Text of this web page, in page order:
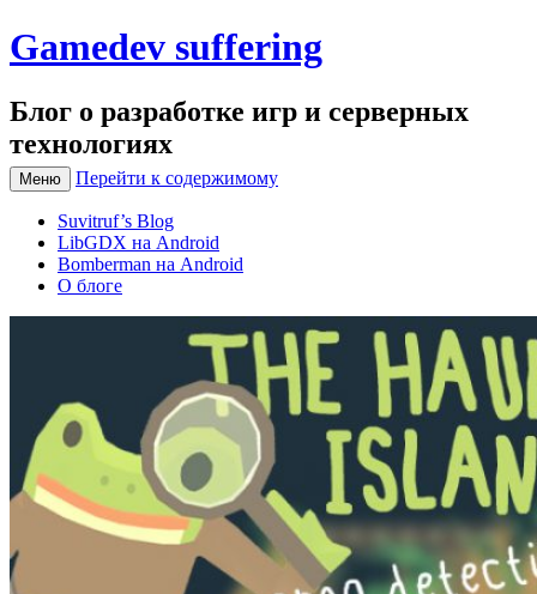
Gamedev suffering
Блог о разработке игр и серверных
технологиях
Меню Перейти к содержимому
Suvitruf’s Blog
LibGDX на Android
Bomberman на Android
О блоге